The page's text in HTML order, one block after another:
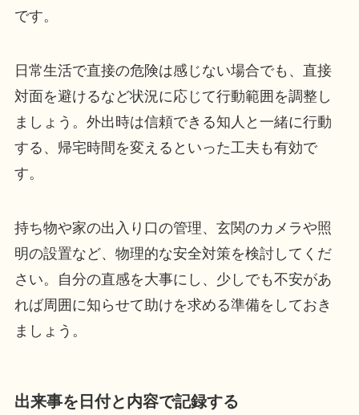
です。
日常生活で直接の危険は感じない場合でも、直接
対面を避けるなど状況に応じて行動範囲を調整し
ましょう。外出時は信頼できる知人と一緒に行動
する、帰宅時間を変えるといった工夫も有効で
す。
持ち物や家の出入り口の管理、玄関のカメラや照
明の設置など、物理的な安全対策を検討してくだ
さい。自分の直感を大事にし、少しでも不安があ
れば周囲に知らせて助けを求める準備をしておき
ましょう。
出来事を日付と内容で記録する